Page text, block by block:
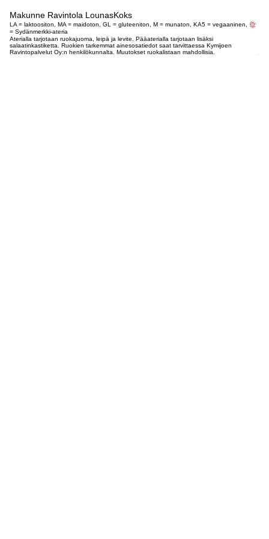
Makunne Ravintola LounasKoks
LA = laktoositon, MA = maidoton, GL = gluteeniton, M = munaton, KA5 = vegaaninen,
= Sydänmerkki-ateria
Aterialla tarjotaan ruokajuoma, leipä ja levite. Pääaterialla tarjotaan lisäksi
salaatinkastiketta. Ruokien tarkemmat ainesosatiedot saat tarvittaessa Kymijoen
Ravintopalvelut Oy:n henkilökunnalta. Muutokset ruokalistaan mahdollisia.